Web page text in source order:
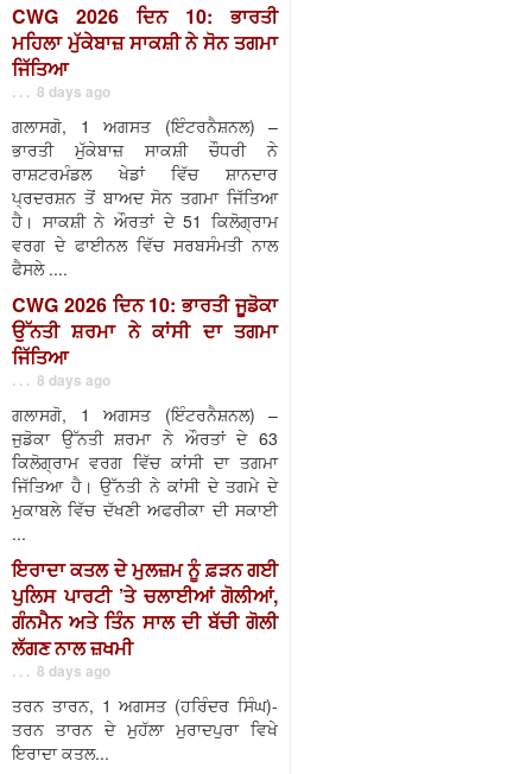
CWG 2026 ਦਿਨ 10: ਭਾਰਤੀ
ਮਹਿਲਾ ਮੁੱਕੇਬਾਜ਼ ਸਾਕਸ਼ੀ ਨੇ ਸੋਨ ਤਗਮਾ
ਜਿੱਤਿਆ
. . . 8 days ago
ਗਲਾਸਗੋ, 1 ਅਗਸਤ (ਇੰਟਰਨੈਸ਼ਨਲ) –
ਭਾਰਤੀ ਮੁੱਕੇਬਾਜ਼ ਸਾਕਸ਼ੀ ਚੌਧਰੀ ਨੇ
ਰਾਸ਼ਟਰਮੰਡਲ ਖੇਡਾਂ ਵਿੱਚ ਸ਼ਾਨਦਾਰ
ਪ੍ਰਦਰਸ਼ਨ ਤੋਂ ਬਾਅਦ ਸੋਨ ਤਗਮਾ ਜਿੱਤਿਆ
ਹੈ। ਸਾਕਸ਼ੀ ਨੇ ਔਰਤਾਂ ਦੇ 51 ਕਿਲੋਗ੍ਰਾਮ
ਵਰਗ ਦੇ ਫਾਈਨਲ ਵਿੱਚ ਸਰਬਸੰਮਤੀ ਨਾਲ
ਫੈਸਲੇ ....
CWG 2026 ਦਿਨ 10: ਭਾਰਤੀ ਜੂਡੋਕਾ
ਉੱਨਤੀ ਸ਼ਰਮਾ ਨੇ ਕਾਂਸੀ ਦਾ ਤਗਮਾ
ਜਿੱਤਿਆ
. . . 8 days ago
ਗਲਾਸਗੋ, 1 ਅਗਸਤ (ਇੰਟਰਨੈਸ਼ਨਲ) –
ਜੁਡੋਕਾ ਉੱਨਤੀ ਸ਼ਰਮਾ ਨੇ ਔਰਤਾਂ ਦੇ 63
ਕਿਲੋਗ੍ਰਾਮ ਵਰਗ ਵਿੱਚ ਕਾਂਸੀ ਦਾ ਤਗਮਾ
ਜਿੱਤਿਆ ਹੈ। ਉੱਨਤੀ ਨੇ ਕਾਂਸੀ ਦੇ ਤਗਮੇ ਦੇ
ਮੁਕਾਬਲੇ ਵਿੱਚ ਦੱਖਣੀ ਅਫਰੀਕਾ ਦੀ ਸਕਾਈ
...
ਇਰਾਦਾ ਕਤਲ ਦੇ ਮੁਲਜ਼ਮ ਨੂੰ ਫ਼ੜਨ ਗਈ
ਪੁਲਿਸ ਪਾਰਟੀ ’ਤੇ ਚਲਾਈਆਂ ਗੋਲੀਆਂ,
ਗੰਨਮੈਨ ਅਤੇ ਤਿੰਨ ਸਾਲ ਦੀ ਬੱਚੀ ਗੋਲੀ
ਲੱਗਣ ਨਾਲ ਜ਼ਖਮੀ
. . . 8 days ago
ਤਰਨ ਤਾਰਨ, 1 ਅਗਸਤ (ਹਰਿੰਦਰ ਸਿੰਘ)-
ਤਰਨ ਤਾਰਨ ਦੇ ਮੁਹੱਲਾ ਮੁਰਾਦਪੁਰਾ ਵਿਖੇ
ਇਰਾਦਾ ਕਤਲ...